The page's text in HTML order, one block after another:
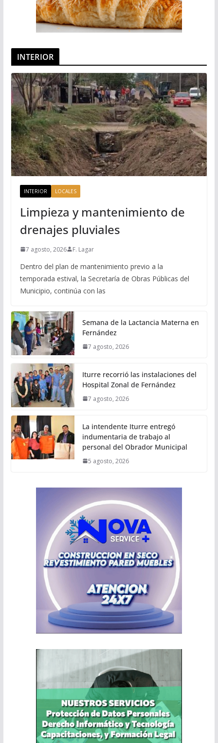
INTERIOR
INTERIOR LOCALES
Limpieza y mantenimiento de
drenajes pluviales
7 agosto, 2026 F. Lagar
Dentro del plan de mantenimiento previo a la
temporada estival, la Secretaría de Obras Públicas del
Municipio, continúa con las
Semana de la Lactancia Materna en
Fernández
7 agosto, 2026
Iturre recorrió las instalaciones del
Hospital Zonal de Fernández
7 agosto, 2026
La intendente Iturre entregó
indumentaria de trabajo al
personal del Obrador Municipal
5 agosto, 2026